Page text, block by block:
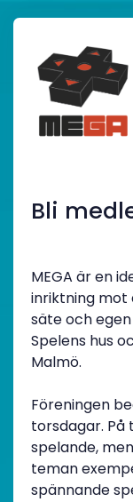
Bli
MEGA är en
inriktning mot
säte och
Spelens hus
Malmö.
Föreningen
torsdagar.
spelande,
teman
spännande